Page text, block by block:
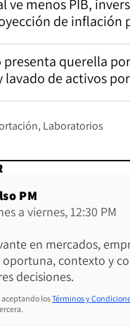
ve menos PIB,
de inflación
presenta querella
de activos
Laboratorios
PM
a viernes, 12:30 PM
en mercados,
contexto y
decisiones.
aceptando losTérminos y